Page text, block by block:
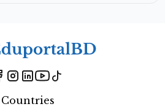
Countries